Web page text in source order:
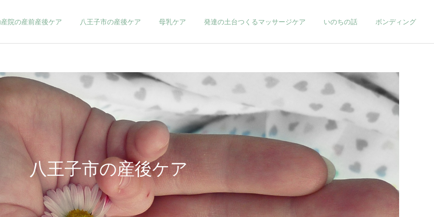
院の産前産後ケア 八王子市の産後ケア 母乳ケア 発達の土台つくるマッサージケア いのちの話 ボンディング
八王子市の産後ケア